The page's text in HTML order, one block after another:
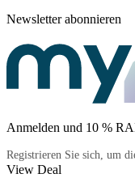
Newsletter abonnieren
Anmelden und 10 %
Registrieren Sie sich, um
View Deal